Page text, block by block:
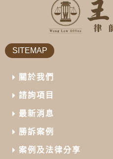
SITEMAP
關於我們
諮詢項目
最新消息
勝訴案例
案例及法律分享